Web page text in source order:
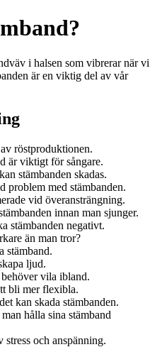
i halsen som vibrerar när vi
är en viktig del av vår
röstproduktionen.
är viktigt för sångare.
stämbanden skadas.
problem med stämbanden.
vid överansträngning.
innan man sjunger.
stämbanden negativt.
än man tror?
stämband.
ljud.
vila ibland.
bli mer flexibla.
kan skada stämbanden.
hålla sina stämband
stress och anspänning.